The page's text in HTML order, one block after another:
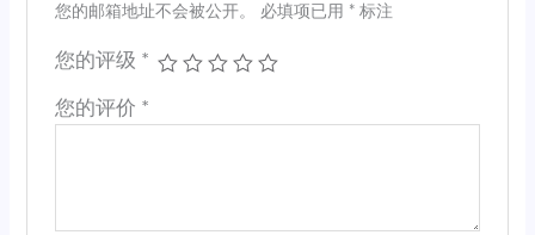
您的邮箱地址不会被公开。 必填项已用 *标注
您的评级 *
您的评价 *